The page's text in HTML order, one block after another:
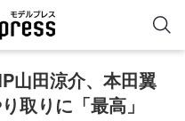
山田涼介、本田翼
取りに「最高」